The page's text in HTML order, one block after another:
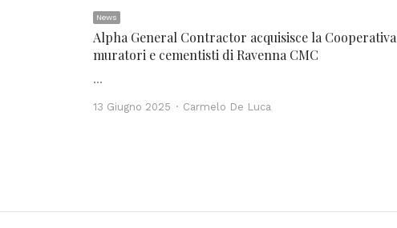
News
Alpha General Contractor acquisisce la Cooperativa
muratori e cementisti di Ravenna CMC
…
13 Giugno 2025 Author
Carmelo De Luca